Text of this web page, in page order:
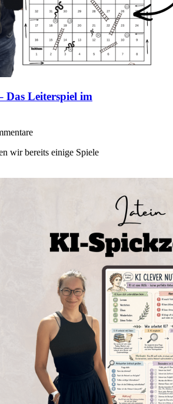
Das Leiterspiel im
wir bereits einige Spiele